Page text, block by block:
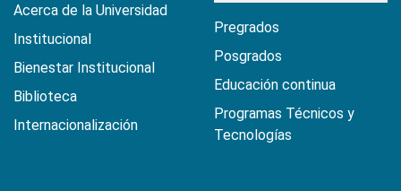
Acerca de la Universidad
Institucional
Bienestar Institucional
Biblioteca
Internacionalización
Pregrados
Posgrados
Educación continua
Programas Técnicos y
Tecnologías